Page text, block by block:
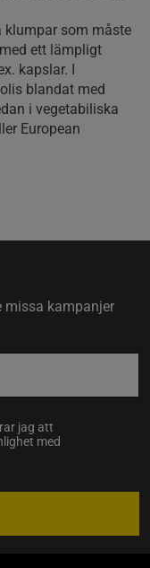
klumpar som måste
ett lämpligt
kapslar. I
blandat med
i vegetabiliska
European
missa kampanjer
jag att
med